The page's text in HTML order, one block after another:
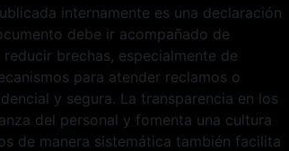
internamente es una declaración
debe ir acompañado de
brechas, especialmente de
para atender reclamos o
y segura. La transparencia en los
del personal y fomenta una cultura
de manera sistemática también facilita